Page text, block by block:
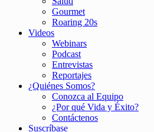
Gourmet
Roaring 20s
Videos
Webinars
Podcast
Entrevistas
Reportajes
¿Quiénes Somos?
Conozca al Equipo
¿Por qué Vida y Éxito?
Contáctenos
Suscríbase